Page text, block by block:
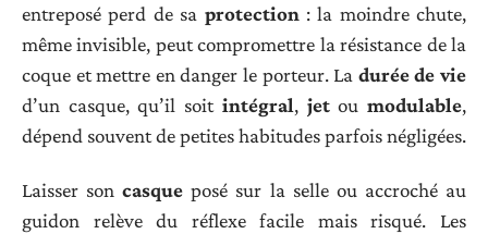
entreposé perd de sa protection : la moindre chute,
même invisible, peut compromettre la résistance de la
coque et mettre en danger le porteur. La durée de vie
d’un casque, qu’il soit intégral, jetoumodulable,
dépend souvent de petites habitudes parfois négligées.
Laisser soncasque posé sur la selle ou accroché au
guidon relève du réflexe facile mais risqué. Les